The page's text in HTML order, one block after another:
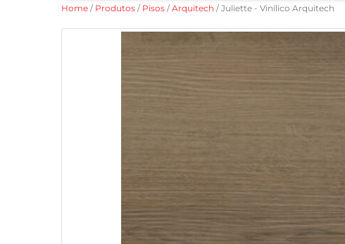
Home / Produtos / Pisos /Arquitech / Juliette - Vinílico Arquitech